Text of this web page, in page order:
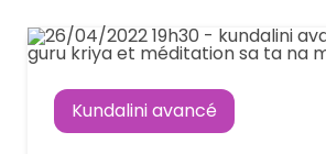
Kundalini avancé